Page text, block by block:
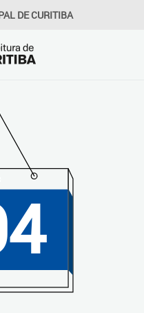
DE CURITIBA